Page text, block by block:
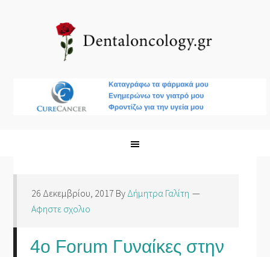
26 Δεκεμβρίου, 2017 By Δήμητρα Γαλίτη
Αφηστε σχολιο
4ο Forum Γυναίκες στην